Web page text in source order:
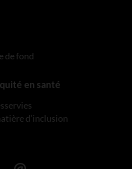
de fond
en santé
d’inclusion